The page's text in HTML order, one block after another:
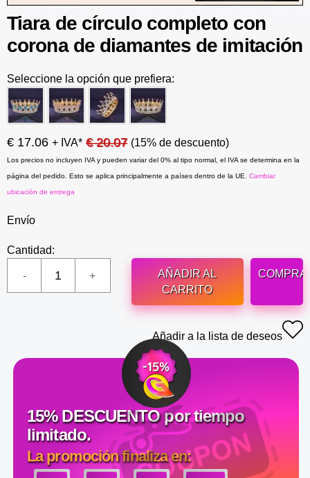
Tiara de círculo completo con
corona de diamantes de imitación
Seleccione la opción que prefiera:
€ 17.06 + IVA* € 20.07 (15% de descuento)
Los precios no incluyen IVA y pueden variar del 0% al tipo normal, el IVA se determina en la
página del pedido. Esto se aplica principalmente a países dentro de la UE. Cambiar
ubicación de entrega
Envío
Cantidad:
AÑADIR AL
CARRITO
Añadir a la lista de deseos
15% DESCUENTO por tiempo
limitado.
La promoción finaliza en: